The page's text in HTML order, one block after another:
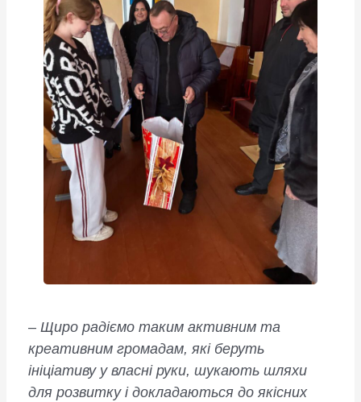
– Щиро радіємо таким активним та
креативним громадам, які беруть
ініціативу у власні руки, шукають шляхи
для розвитку і докладаються до якісних